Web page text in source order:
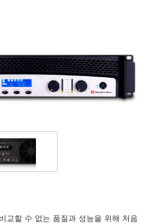
지역
교할 수 없는 품질과 성능을 위해 처음